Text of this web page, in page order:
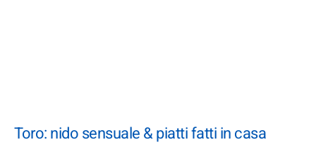
Toro: nido sensuale & piatti fatti in casa